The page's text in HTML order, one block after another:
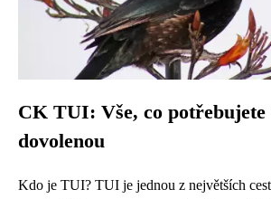
CK TUI: Vše, co potřebujete
dovolenou
Kdo je TUI? TUI je jednou z největších